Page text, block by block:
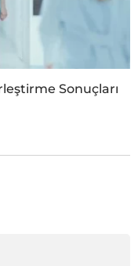
Sonuçları